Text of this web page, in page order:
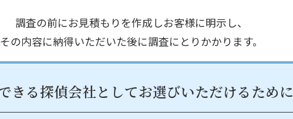
調査の前にお見積もりを作成しお客様に明示し、
その内容に納得いただいた後に調査にとりかかります。
きる探偵会社としてお選びいただけるために